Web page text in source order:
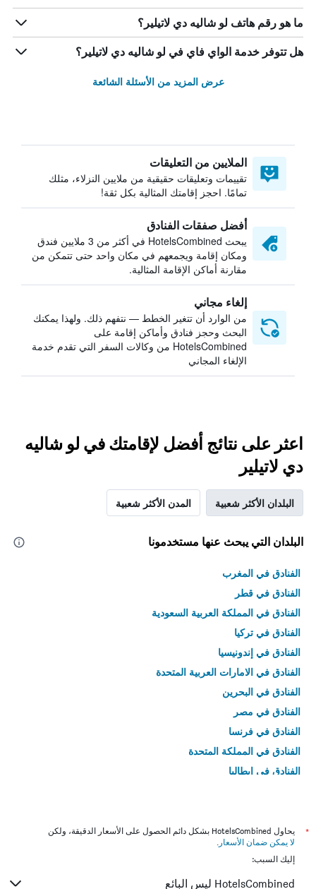
ما هو رقم هاتف لو شاليه دي لاتيلير؟
هل تتوفر خدمة الواي فاي في لو شاليه دي لاتيلير؟
عرض المزيد من الأسئلة الشائعة
الملايين من التعليقات
تقييمات وتعليقات حقيقية من ملايين النزلاء، مثلك
تمامًا. احجز إقامتك المثالية بكل ثقة!
أفضل صفقات الفنادق
يبحث HotelsCombined في أكثر من 3 ملايين فندق
ومكان إقامة ويجمعهم في مكان واحد حتى تتمكن من
مقارنة أماكن الإقامة المثالية.
إلغاء مجاني
من الوارد أن تتغير الخطط — نتفهم ذلك. ولهذا يمكنك
البحث وحجز فنادق وأماكن إقامة على
HotelsCombined من وكالات السفر التي تقدم خدمة
الإلغاء المجاني
اعثر على نتائج أفضل لإقامتك في لو شاليه
دي لاتيلير
البلدان الأكثر شعبية المدن الأكثر شعبية
البلدان التي يبحث عنها مستخدمونا
الفنادق في المغرب
الفنادق في قطر
الفنادق في المملكة العربية السعودية
الفنادق في تركيا
الفنادق في إندونيسيا
الفنادق في الامارات العربية المتحدة
الفنادق في البحرين
الفنادق في مصر
الفنادق في فرنسا
الفنادق في المملكة المتحدة
الفنادق في إيطاليا
*
يحاول HotelsCombined بشكل دائم الحصول على الأسعار الدقيقة، ولكن
لا يمكن ضمان الأسعار .
إليك السبب:
HotelsCombined ليس البائع